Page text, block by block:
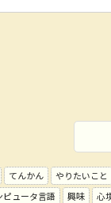
てんかん やりたいこと
ピュータ言語 興味 心